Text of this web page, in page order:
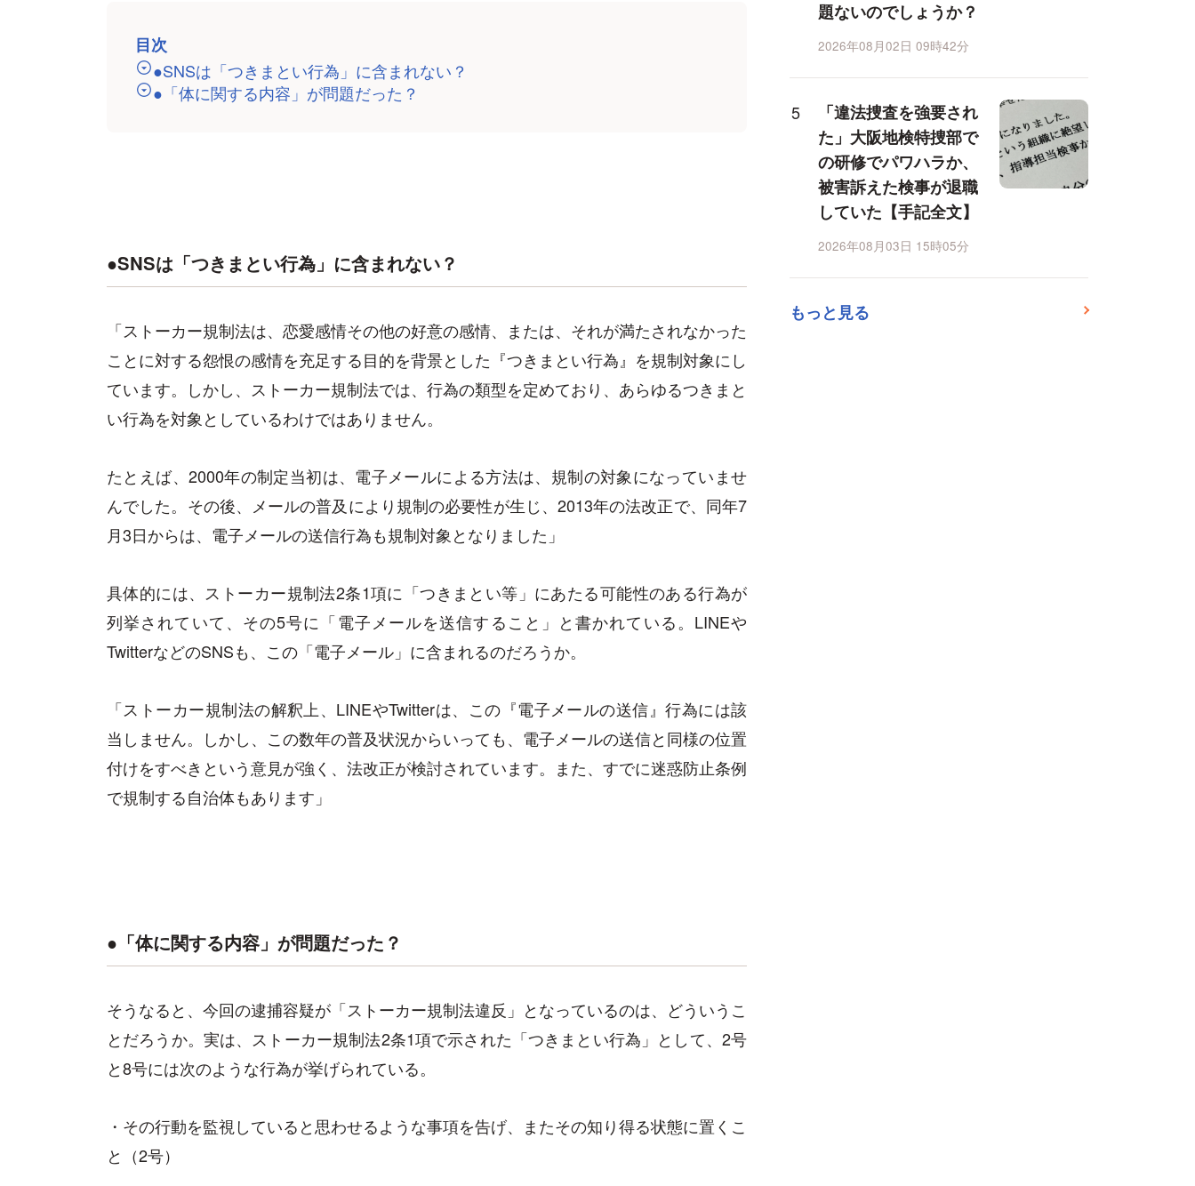
目次
●SNSは「つきまとい行為」に含まれない？
●「体に関する内容」が問題だった？
●SNSは「つきまとい行為」に含まれない？
「ストーカー規制法は、恋愛感情その他の好意の感情、または、それが満たされなかった
ことに対する怨恨の感情を充足する目的を背景とした『つきまとい行為』を規制対象にし
ています。しかし、ストーカー規制法では、行為の類型を定めており、あらゆるつきまと
い行為を対象としているわけではありません。
たとえば、2000年の制定当初は、電子メールによる方法は、規制の対象になっていませ
んでした。その後、メールの普及により規制の必要性が生じ、2013年の法改正で、同年7
月3日からは、電子メールの送信行為も規制対象となりました」
具体的には、ストーカー規制法2条1項に「つきまとい等」にあたる可能性のある行為が
列挙されていて、その5号に「電子メールを送信すること」と書かれている。LINEや
TwitterなどのSNSも、この「電子メール」に含まれるのだろうか。
「ストーカー規制法の解釈上、LINEやTwitterは、この『電子メールの送信』行為には該
当しません。しかし、この数年の普及状況からいっても、電子メールの送信と同様の位置
付けをすべきという意見が強く、法改正が検討されています。また、すでに迷惑防止条例
で規制する自治体もあります」
●「体に関する内容」が問題だった？
そうなると、今回の逮捕容疑が「ストーカー規制法違反」となっているのは、どういうこ
とだろうか。実は、ストーカー規制法2条1項で示された「つきまとい行為」として、2号
と8号には次のような行為が挙げられている。
・その行動を監視していると思わせるような事項を告げ、またその知り得る状態に置くこ
と（2号）
題ないのでしょうか？
2026年08月02日 09時42分
「違法捜査を強要され
た」大阪地検特捜部で
の研修でパワハラか、
被害訴えた検事が退職
していた【手記全文】
2026年08月03日 15時05分
もっと見る